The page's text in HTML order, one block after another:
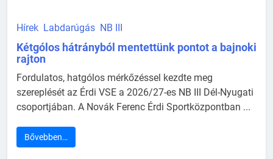
Hírek Labdarúgás NB III
Kétgólos hátrányból mentettünk pontot a bajnoki
rajton
Fordulatos, hatgólos mérkőzéssel kezdte meg
szereplését az Érdi VSE a 2026/27-es NB III Dél-Nyugati
csoportjában. A Novák Ferenc Érdi Sportközpontban ...
Bővebben…